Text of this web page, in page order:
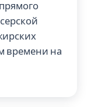
времени на